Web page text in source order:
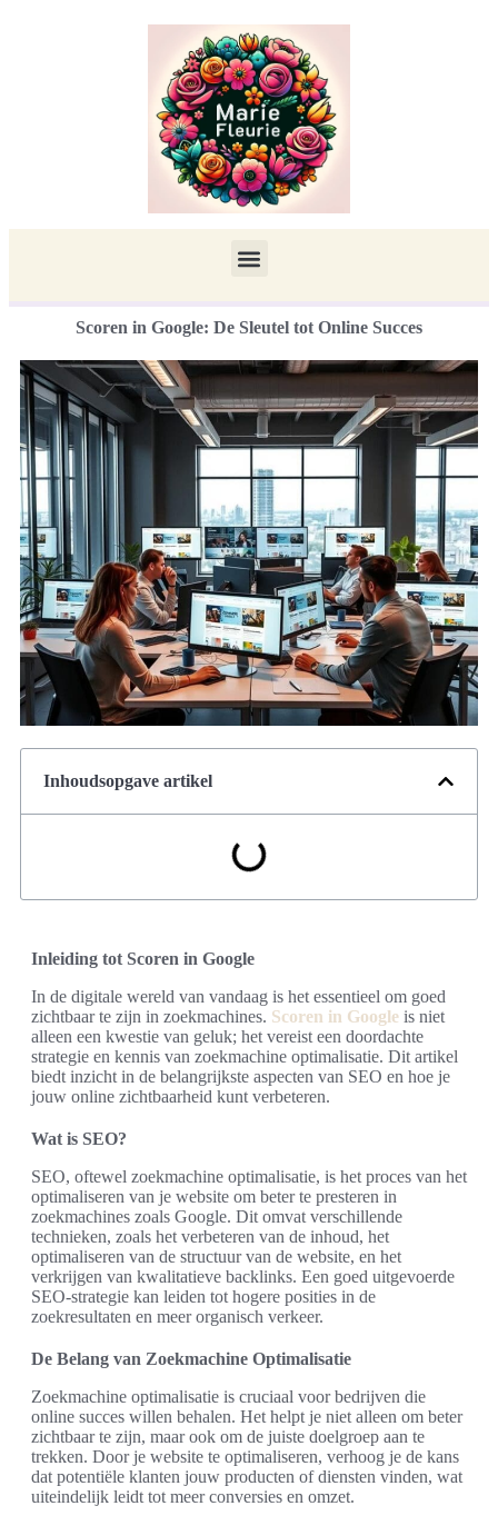
Scoren in Google: De Sleutel tot Online Succes
Inhoudsopgave artikel
Inleiding tot Scoren in Google
In de digitale wereld van vandaag is het essentieel om goed
zichtbaar te zijn in zoekmachines. Scoren in Google is niet
alleen een kwestie van geluk; het vereist een doordachte
strategie en kennis van zoekmachine optimalisatie. Dit artikel
biedt inzicht in de belangrijkste aspecten van SEO en hoe je
jouw online zichtbaarheid kunt verbeteren.
Wat is SEO?
SEO, oftewel zoekmachine optimalisatie, is het proces van het
optimaliseren van je website om beter te presteren in
zoekmachines zoals Google. Dit omvat verschillende
technieken, zoals het verbeteren van de inhoud, het
optimaliseren van de structuur van de website, en het
verkrijgen van kwalitatieve backlinks. Een goed uitgevoerde
SEO-strategie kan leiden tot hogere posities in de
zoekresultaten en meer organisch verkeer.
De Belang van Zoekmachine Optimalisatie
Zoekmachine optimalisatie is cruciaal voor bedrijven die
online succes willen behalen. Het helpt je niet alleen om beter
zichtbaar te zijn, maar ook om de juiste doelgroep aan te
trekken. Door je website te optimaliseren, verhoog je de kans
dat potentiële klanten jouw producten of diensten vinden, wat
uiteindelijk leidt tot meer conversies en omzet.